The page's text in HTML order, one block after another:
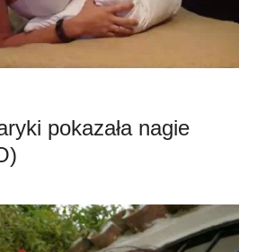
pokazała nagie